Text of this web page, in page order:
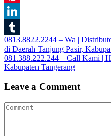
Pinterest
LinkedIn
Tumblr
Post
navigation
0813.8822.2244 – Wa |
di Daerah Tanjung Pasir,
081.388.222.244 – Call Kami |
Kabupaten Tangerang
Leave a Comment